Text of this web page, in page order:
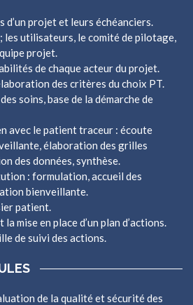
d’un projet et leurs échéanciers.
les utilisateurs, le comité de pilotage,
projet.
de chaque acteur du projet.
des critères du choix PT.
soins, base de la démarche de
avec le patient traceur : écoute
élaboration des grilles
des données, synthèse.
: formulation, accueil des
bienveillante.
patient.
la mise en place d’un plan d’actions.
de suivi des actions.
de la qualité et sécurité des